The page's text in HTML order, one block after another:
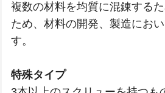
複数の材料を均質に混錬する
ため、材料の開発、製造にお
す。
特殊タイプ